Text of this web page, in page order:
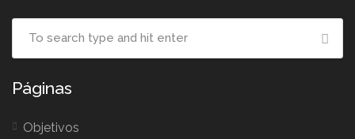
Páginas
Objetivos